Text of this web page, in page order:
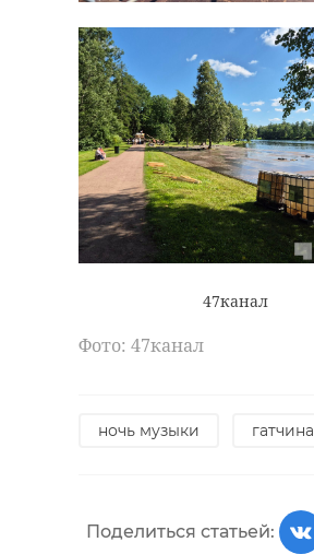
47канал
Фото: 47канал
ночь музыки гатчина
Поделиться статьей: